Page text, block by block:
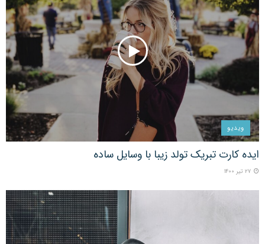
ویدیو
ایده کارت تبریک تولد زیبا با وسایل ساده